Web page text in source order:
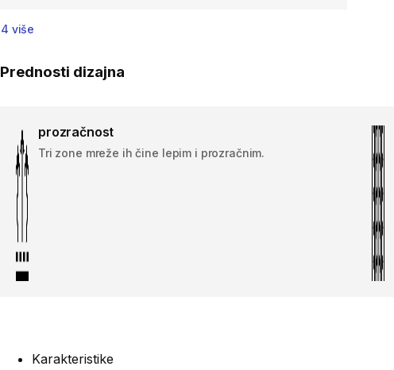
4 više
Prednosti dizajna
prozračnost
Tri zone mreže ih čine lepim i prozračnim.
Karakteristike